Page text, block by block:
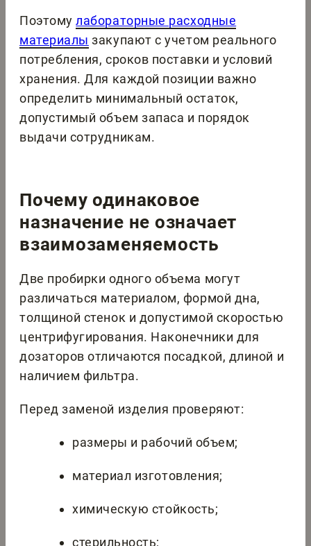
Поэтомулабораторные расходные
материалы закупают с учетом реального
потребления, сроков поставки и условий
хранения. Для каждой позиции важно
определить минимальный остаток,
допустимый объем запаса и порядок
выдачи сотрудникам.
Почему одинаковое
назначение не означает
взаимозаменяемость
Две пробирки одного объема могут
различаться материалом, формой дна,
толщиной стенок и допустимой скоростью
центрифугирования. Наконечники для
дозаторов отличаются посадкой, длиной и
наличием фильтра.
Перед заменой изделия проверяют:
размеры и рабочий объем;
материал изготовления;
химическую стойкость;
стерильность;